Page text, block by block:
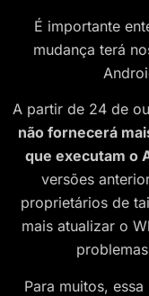
É importante
mudança terá
A partir de 24 de
não fornecerá
que executam o
versões
proprietários de
mais atualizar o
Para muitos,